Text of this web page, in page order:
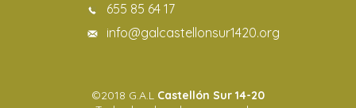
655 85 64 17
info@galcastellonsur1420.org
©2018 G.A.L Castellón Sur 14-20